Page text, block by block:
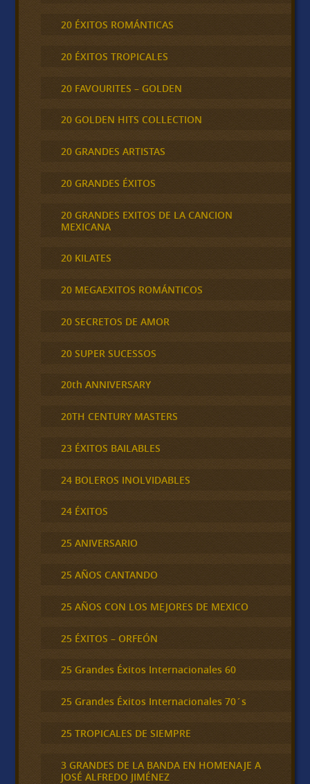
20 ÉXITOS ROMÁNTICAS
20 ÉXITOS TROPICALES
20 FAVOURITES – GOLDEN
20 GOLDEN HITS COLLECTION
20 GRANDES ARTISTAS
20 GRANDES ÉXITOS
20 GRANDES EXITOS DE LA CANCION
MEXICANA
20 KILATES
20 MEGAEXITOS ROMÁNTICOS
20 SECRETOS DE AMOR
20 SUPER SUCESSOS
20th ANNIVERSARY
20TH CENTURY MASTERS
23 ÉXITOS BAILABLES
24 BOLEROS INOLVIDABLES
24 ÉXITOS
25 ANIVERSARIO
25 AÑOS CANTANDO
25 AÑOS CON LOS MEJORES DE MEXICO
25 ÉXITOS – ORFEÓN
25 Grandes Éxitos Internacionales 60
25 Grandes Éxitos Internacionales 70´s
25 TROPICALES DE SIEMPRE
3 GRANDES DE LA BANDA EN HOMENAJE A
JOSÉ ALFREDO JIMÉNEZ